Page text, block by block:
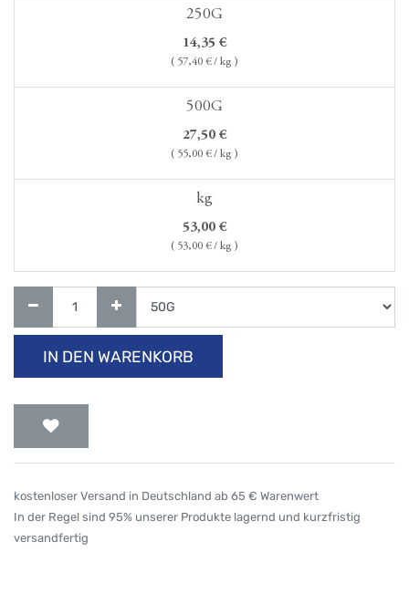
250G
14,35 €
( 57,40 € / kg )
500G
27,50 €
( 55,00 € / kg )
kg
53,00 €
( 53,00 € / kg )
IN DEN WARENKORB
kostenloser Versand in Deutschland ab 65 € Warenwert
In der Regel sind 95% unserer Produkte lagernd und kurzfristig
versandfertig